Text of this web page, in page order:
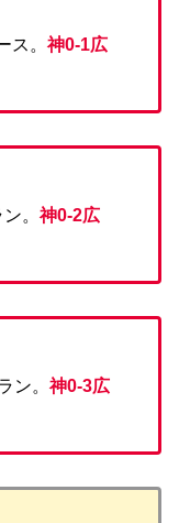
ス。神0-1広
ン。神0-2広
ン。神0-3広